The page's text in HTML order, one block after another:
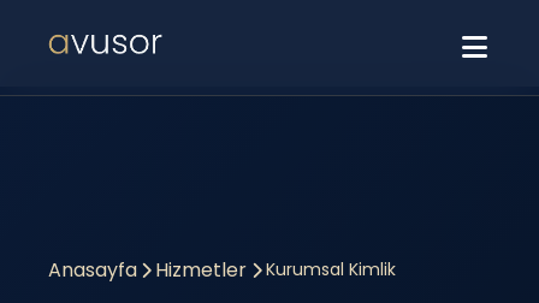
Anasayfa Hizmetler Kurumsal Kimlik